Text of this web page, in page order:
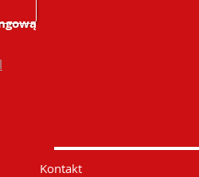
Kontakt